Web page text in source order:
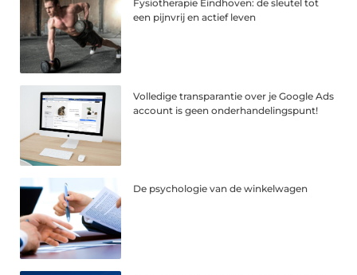
Fysiotherapie Eindhoven: de sleutel tot
een pijnvrij en actief leven
Volledige transparantie over je Google Ads
account is geen onderhandelingspunt!
De psychologie van de winkelwagen